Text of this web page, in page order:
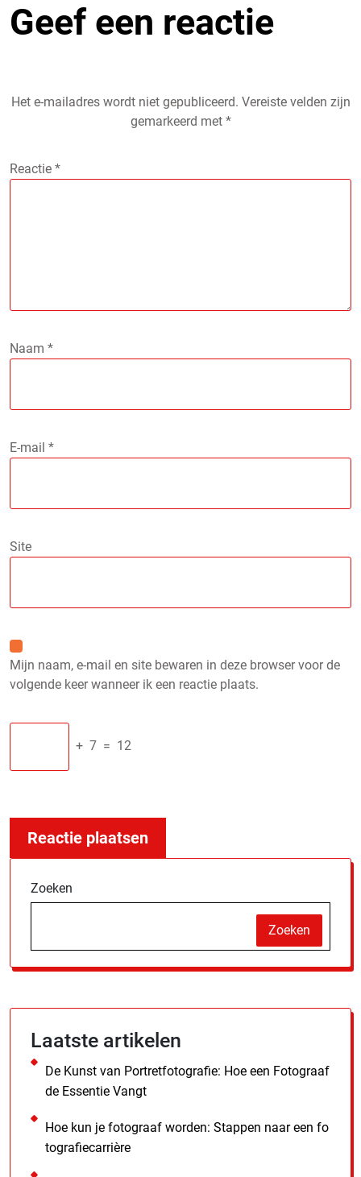
Geef een reactie
Het e-mailadres wordt niet gepubliceerd. Vereiste velden zijn
gemarkeerd met *
Reactie *
Naam *
E-mail *
Site
Mijn naam, e-mail en site bewaren in deze browser voor de
volgende keer wanneer ik een reactie plaats.
+ 7 = 12
Zoeken
Zoeken
Laatste artikelen
De Kunst van Portretfotografie: Hoe een Fotograaf
de Essentie Vangt
Hoe kun je fotograaf worden: Stappen naar een fo
tografiecarrière